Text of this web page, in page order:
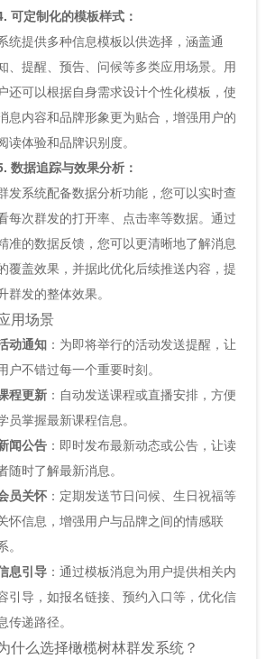
可定制化的模板样式：
统提供多种信息模板以供选择，涵盖通
、提醒、预告、问候等多类应用场景。用
还可以根据自身需求设计个性化模板，使
息内容和品牌形象更为贴合，增强用户的
读体验和品牌识别度。
数据追踪与效果分析：
发系统配备数据分析功能，您可以实时查
每次群发的打开率、点击率等数据。通过
准的数据反馈，您可以更清晰地了解消息
覆盖效果，并据此优化后续推送内容，提
群发的整体效果。
用场景
动通知：为即将举行的活动发送提醒，让
户不错过每一个重要时刻。
程更新：自动发送课程或直播安排，方便
员掌握最新课程信息。
闻公告：即时发布最新动态或公告，让读
随时了解最新消息。
员关怀：定期发送节日问候、生日祝福等
怀信息，增强用户与品牌之间的情感联
。
息引导：通过模板消息为用户提供相关内
引导，如报名链接、预约入口等，优化信
传递路径。
什么选择橄榄树林群发系统？